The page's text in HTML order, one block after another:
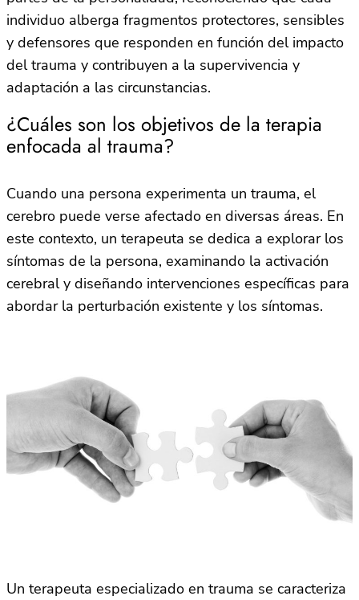
individuo alberga fragmentos protectores, sensibles
y defensores que responden en función del impacto
del trauma y contribuyen a la supervivencia y
adaptación a las circunstancias.
¿Cuáles son los objetivos de la terapia
enfocada al trauma?
Cuando una persona experimenta un trauma, el
cerebro puede verse afectado en diversas áreas. En
este contexto, un terapeuta se dedica a explorar los
síntomas de la persona, examinando la activación
cerebral y diseñando intervenciones específicas para
abordar la perturbación existente y los síntomas.
Un terapeuta especializado en trauma se caracteriza